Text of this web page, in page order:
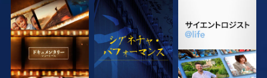
シリーズを探求 観る シリーズを探求